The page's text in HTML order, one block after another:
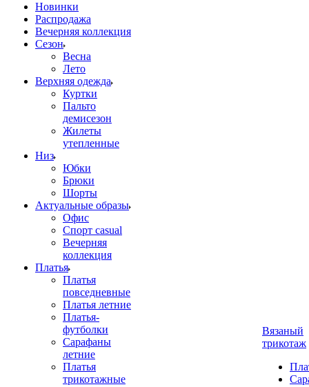
Новинки
Распродажа
Вечерняя коллекция
Сезон
Весна
Лето
Верхняя одежда
Куртки
Пальто
демисезон
Жилеты
утепленные
Низ
Юбки
Брюки
Шорты
Актуальные образы
Офис
Спорт casual
Вечерняя
коллекция
Платья
Платья
повседневные
Платья летние
Платья-
футболки
Сарафаны
летние
Платья
трикотажные
Вязаный
трикотаж